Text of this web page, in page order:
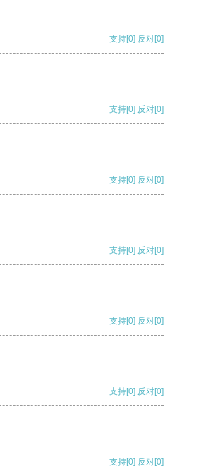
支持[0] 反对[0]
支持[0] 反对[0]
支持[0] 反对[0]
支持[0] 反对[0]
支持[0] 反对[0]
支持[0] 反对[0]
支持[0] 反对[0]